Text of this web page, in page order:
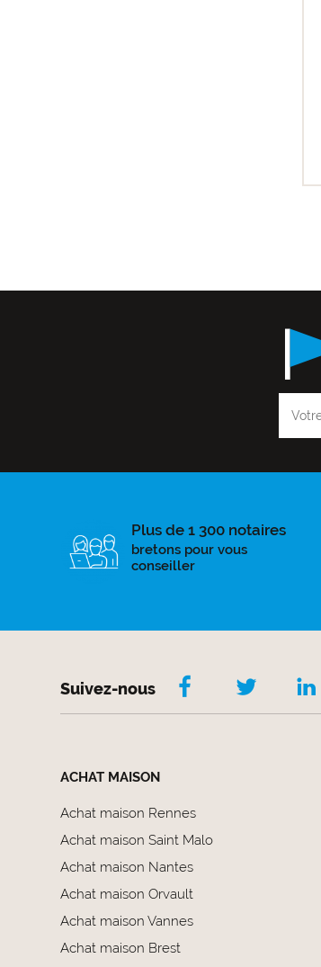
Plus de 1 300 notaires
bretons pour vous
conseiller
Suivez-nous
ACHAT MAISON
Achat maison Rennes
Achat maison Saint Malo
Achat maison Nantes
Achat maison Orvault
Achat maison Vannes
Achat maison Brest